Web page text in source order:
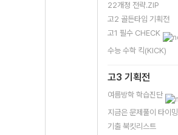
22개정 전략.ZIP
고2 골든타임 기획전
고1 필수 CHECK
수능 수학 킥(KICK)
고3 기획전
여름방학 학습진단
지금은 문제풀이 타이밍
기출 북킷리스트